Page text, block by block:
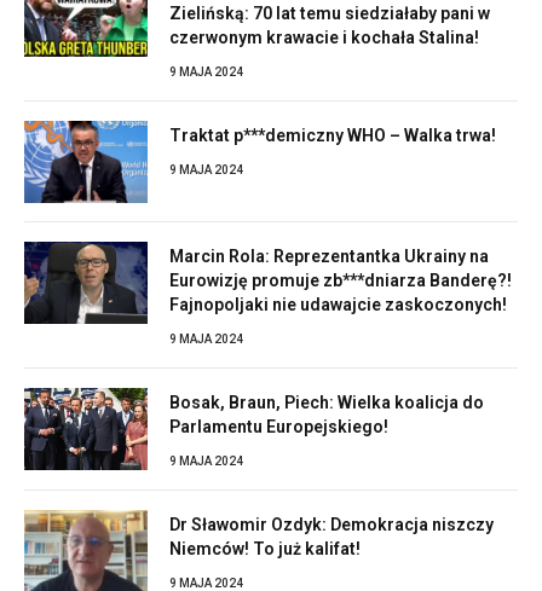
Zielińską: 70 lat temu siedziałaby pani w
czerwonym krawacie i kochała Stalina!
9 MAJA 2024
Traktat p***demiczny WHO – Walka trwa!
9 MAJA 2024
Marcin Rola: Reprezentantka Ukrainy na
Eurowizję promuje zb***dniarza Banderę?!
Fajnopoljaki nie udawajcie zaskoczonych!
9 MAJA 2024
Bosak, Braun, Piech: Wielka koalicja do
Parlamentu Europejskiego!
9 MAJA 2024
Dr Sławomir Ozdyk: Demokracja niszczy
Niemców! To już kalifat!
9 MAJA 2024